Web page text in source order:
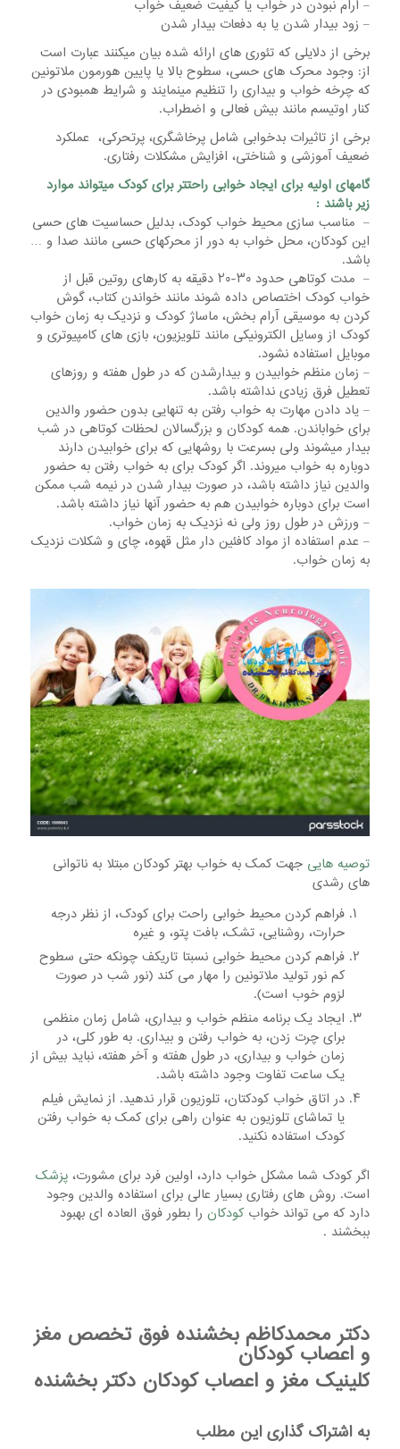
– آرام نبودن در خواب یا کیفیت ضعیف خواب
– زود بیدار شدن یا به دفعات بیدار شدن
برخی از دلایلی که تئوری های ارائه شده بیان میکنند عبارت است
از: وجود محرک های حسی، سطوح بالا یا پایین هورمون ملاتونین
که چرخه خواب و بیداری را تنظیم مینمایند و شرایط همبودی در
کنار اوتیسم مانند بیش فعالی و اضطراب.
برخی از تاثیرات بدخوابی شامل پرخاشگری، پرتحرکی، عملکرد
ضعیف آموزشی و شناختی، افزایش مشکلات رفتاری.
گامهای اولیه برای ایجاد خوابی راحتتر برای کودک میتواند موارد
زیر باشند :
– مناسب سازی محیط خواب کودک، بدلیل حساسیت های حسی
این کودکان، محل خواب به دور از محرکهای حسی مانند صدا و …
باشد.
– مدت کوتاهی حدود ۳۰-۲۰ دقیقه به کارهای روتین قبل از
خواب کودک اختصاص داده شوند مانند خواندن کتاب، گوش
کردن به موسیقی آرام بخش، ماساژ کودک و نزدیک به زمان خواب
کودک از وسایل الکترونیکی مانند تلویزیون، بازی های کامپیوتری و
موبایل استفاده نشود.
– زمان منظم خوابیدن و بیدارشدن که در طول هفته و روزهای
تعطیل فرق زیادی نداشته باشد.
– یاد دادن مهارت به خواب رفتن به تنهایی بدون حضور والدین
برای خواباندن. همه کودکان و بزرگسالان لحظات کوتاهی در شب
بیدار میشوند ولی بسرعت با روشهایی که برای خوابیدن دارند
دوباره به خواب میروند. اگر کودک برای به خواب رفتن به حضور
والدین نیاز داشته باشد، در صورت بیدار شدن در نیمه شب ممکن
است برای دوباره خوابیدن هم به حضور آنها نیاز داشته باشد.
– ورزش در طول روز ولی نه نزدیک به زمان خواب.
– عدم استفاده از مواد کافئین دار مثل قهوه، چای و شکلات نزدیک
به زمان خواب.
توصیه هایی جهت کمک به خواب بهتر کودکان مبتلا به ناتوانی
های رشدی
فراهم کردن محیط خوابی راحت برای کودک، از نظر درجه
حرارت، روشنایی، تشک، بافت پتو، و غیره
فراهم کردن محیط خوابی نسبتا تاریکف چونکه حتی سطوح
کم نور تولید ملاتونین را مهار می کند (نور شب در صورت
لزوم خوب است).
ایجاد یک برنامه منظم خواب و بیداری، شامل زمان منظمی
برای چرت زدن، به خواب رفتن و بیداری. به طور کلی، در
زمان خواب و بیداری، در طول هفته و آخر هفته، نباید بیش از
یک ساعت تفاوت وجود داشته باشد.
در اتاق خواب کودکتان، تلوزیون قرار ندهید. از نمایش فیلم
یا تماشای تلوزیون به عنوان راهی برای کمک به خواب رفتن
کودک استفاده نکنید.
اگر کودک شما مشکل خواب دارد، اولین فرد برای مشورت، پزشک
است. روش های رفتاری بسیار عالی برای استفاده والدین وجود
دارد که می تواند خوابکودکان را بطور فوق العاده ای بهبود
ببخشند .
دکتر محمدکاظم بخشنده فوق تخصص مغز
و اعصاب کودکان
کلینیک مغز و اعصاب کودکان دکتر بخشنده
به اشتراک گذاری این مطلب